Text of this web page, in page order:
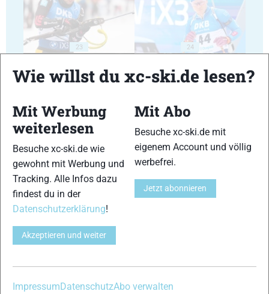
23 24
25 26
Wie willst du xc-ski.de lesen?
Mit Werbung
weiterlesen
Besuche xc-ski.de wie
gewohnt mit Werbung und
Tracking. Alle Infos dazu
findest du in der
Datenschutzerklärung!
Akzeptieren und weiter
Mit Abo
Besuche xc-ski.de mit
eigenem Account und völlig
werbefrei.
Jetzt abonnieren
ImpressumDatenschutzAbo verwalten